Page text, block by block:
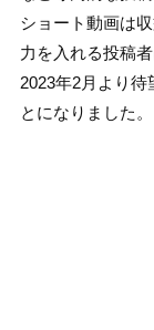
ショート動画は
力を入れる投稿
2023年2月より待
とになりました。